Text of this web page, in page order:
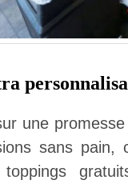
une
sans